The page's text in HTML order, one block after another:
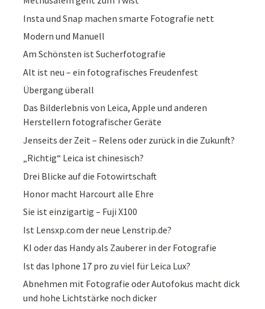
Insta und Snap machen smarte Fotografie nett
Modern und Manuell
Am Schönsten ist Sucherfotografie
Alt ist neu – ein fotografisches Freudenfest
Übergang überall
Das Bilderlebnis von Leica, Apple und anderen
Herstellern fotografischer Geräte
Jenseits der Zeit – Relens oder zurück in die Zukunft?
„Richtig“ Leica ist chinesisch?
Drei Blicke auf die Fotowirtschaft
Honor macht Harcourt alle Ehre
Sie ist einzigartig – Fuji X100
Ist Lensxp.com der neue Lenstrip.de?
KI oder das Handy als Zauberer in der Fotografie
Ist das Iphone 17 pro zu viel für Leica Lux?
Abnehmen mit Fotografie oder Autofokus macht dick
und hohe Lichtstärke noch dicker